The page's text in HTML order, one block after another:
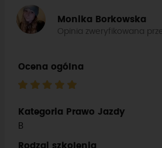
Ocena ogólna
Kategoria Prawo Jazdy
B
Rodzaj szkolenia
Monika Borkowska
Opinia zweryfikowana